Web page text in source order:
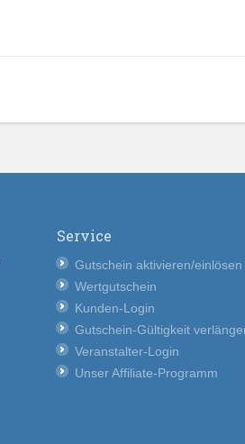
Service
Gutschein aktivieren/einlösen
Wertgutschein
Kunden-Login
Gutschein-Gültigkeit
Veranstalter-Login
Unser Affiliate-Programm